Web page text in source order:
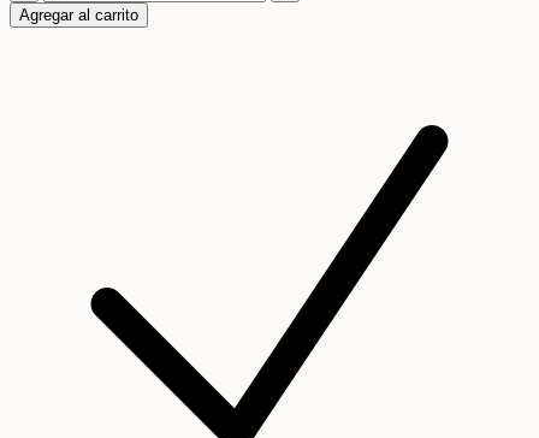
Agregar al carrito